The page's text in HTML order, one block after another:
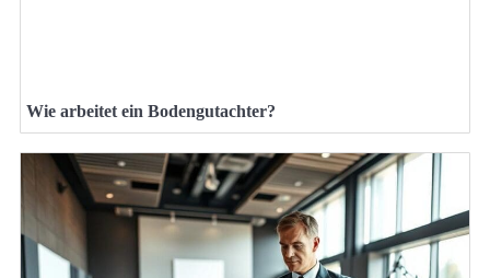
Wie arbeitet ein Bodengutachter?